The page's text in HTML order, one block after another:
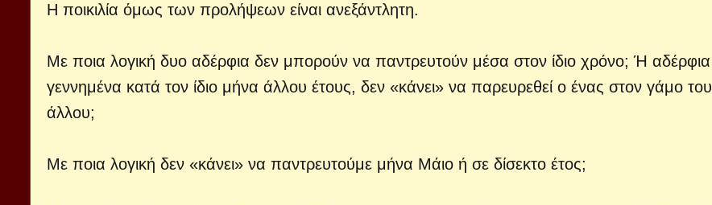
Η ποικιλία όμως των προλήψεων είναι ανεξάντλητη.
Με ποια λογική δυο αδέρφια δεν μπορούν να παντρευτούν μέσα στον ίδιο χρόνο; Ή αδέρφια
γεννημένα κατά τον ίδιο μήνα άλλου έτους, δεν «κάνει» να παρευρεθεί ο ένας στον γάμο του
άλλου;
Με ποια λογική δεν «κάνει» να παντρευτούμε μήνα Μάιο ή σε δίσεκτο έτος;